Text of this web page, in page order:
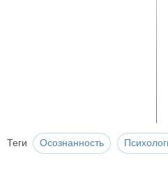
Теги Осознанность